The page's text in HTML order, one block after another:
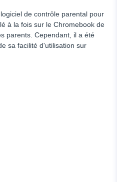
de contrôle parental pour
à la fois sur le Chromebook de
parents. Cependant, il a été
sa facilité d'utilisation sur